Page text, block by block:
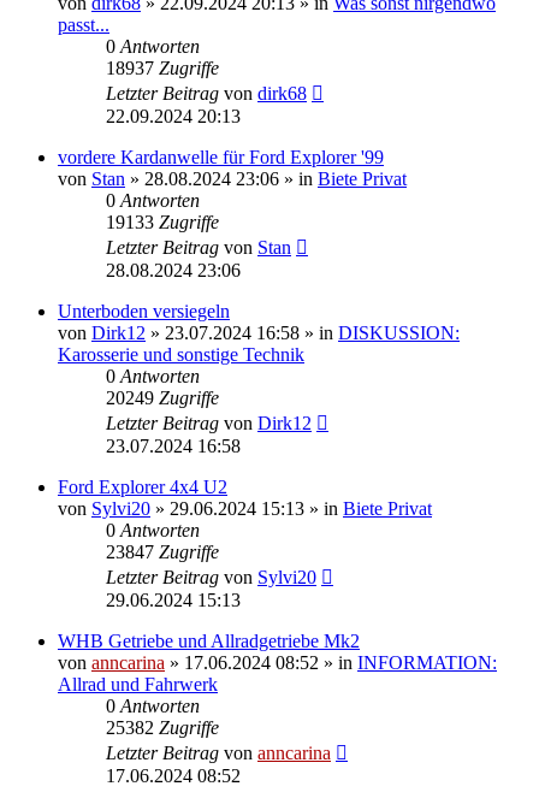
passt...
0 Antworten
18937 Zugriffe
Letzter Beitrag von dirk68
22.09.2024 20:13
vordere Kardanwelle für Ford Explorer '99
von Stan » 28.08.2024 23:06 » in Biete Privat
0 Antworten
19133 Zugriffe
Letzter Beitrag von Stan
28.08.2024 23:06
Unterboden versiegeln
von Dirk12 » 23.07.2024 16:58 » in DISKUSSION:
Karosserie und sonstige Technik
0 Antworten
20249 Zugriffe
Letzter Beitrag von Dirk12
23.07.2024 16:58
Ford Explorer 4x4 U2
von Sylvi20 » 29.06.2024 15:13 » in Biete Privat
0 Antworten
23847 Zugriffe
Letzter Beitrag von Sylvi20
29.06.2024 15:13
WHB Getriebe und Allradgetriebe Mk2
von anncarina » 17.06.2024 08:52 » in INFORMATION:
Allrad und Fahrwerk
0 Antworten
25382 Zugriffe
Letzter Beitrag von anncarina
17.06.2024 08:52